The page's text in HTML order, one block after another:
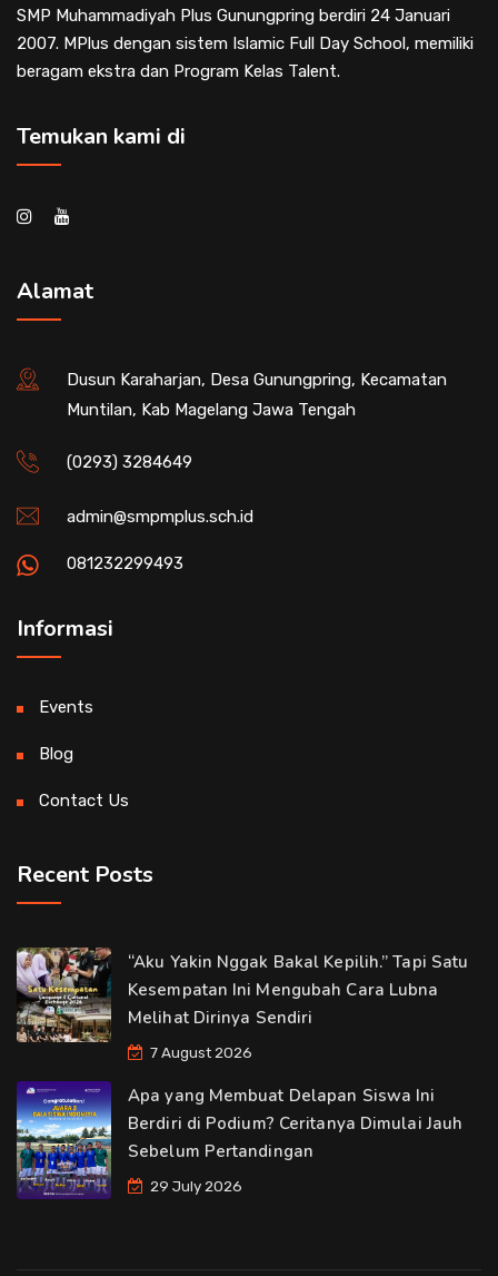
SMP Muhammadiyah Plus Gunungpring berdiri 24 Januari
2007. MPlus dengan sistem Islamic Full Day School, memiliki
beragam ekstra dan Program Kelas Talent.
Temukan kami di
Alamat
Dusun Karaharjan, Desa Gunungpring, Kecamatan
Muntilan, Kab Magelang Jawa Tengah
(0293) 3284649
admin@smpmplus.sch.id
081232299493
Informasi
Events
Blog
Contact Us
Recent Posts
“Aku Yakin Nggak Bakal Kepilih.” Tapi Satu
Kesempatan Ini Mengubah Cara Lubna
Melihat Dirinya Sendiri
7 August 2026
Apa yang Membuat Delapan Siswa Ini
Berdiri di Podium? Ceritanya Dimulai Jauh
Sebelum Pertandingan
29 July 2026